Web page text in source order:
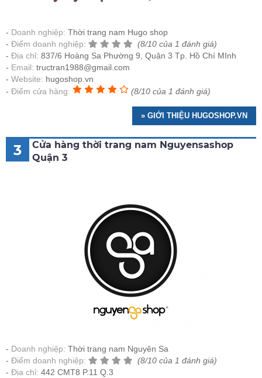
Doanh nghiệp: Thời trang nam Hugo shop
Điểm doanh nghiệp:
(8/10 của 1 đánh giá)
Địa chỉ: 837/6 Hoàng Sa Phường 9, Quận 3 Tp. Hồ Chí MInh
Email: tructran1988@gmail.com
Website: hugoshop.vn
Điểm cửa hàng:
(8/10 của 1 đánh giá)
» GIỚI THIỆU HUGOSHOP.VN
3
Cửa hàng thời trang nam Nguyensashop
Quận 3
Doanh nghiệp: Thời trang nam Nguyên Sa
Điểm doanh nghiệp:
(8/10 của 1 đánh giá)
Địa chỉ: 442 CMT8 P.11 Q.3